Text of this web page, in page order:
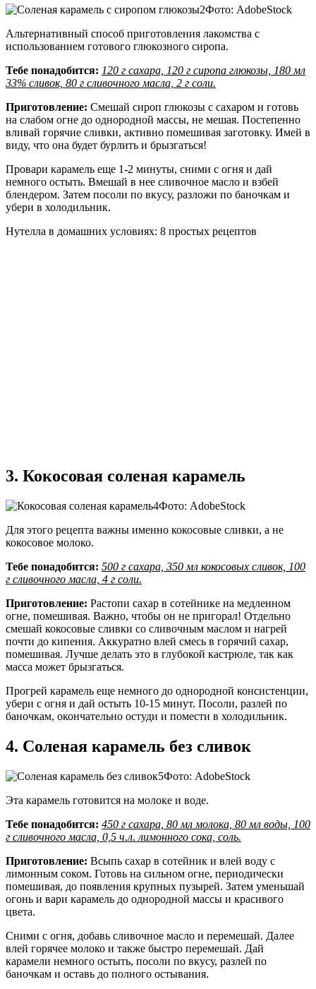
Фото: AdobeStock
Альтернативный способ приготовления лакомства с
использованием готового глюкозного сиропа.
Тебе понадобится: 120 г сахара, 120 г сиропа глюкозы, 180 мл
33% сливок, 80 г сливочного масла, 2 г соли.
Приготовление: Смешай сироп глюкозы с сахаром и готовь
на слабом огне до однородной массы, не мешая. Постепенно
вливай горячие сливки, активно помешивая заготовку. Имей в
виду, что она будет бурлить и брызгаться!
Провари карамель еще 1-2 минуты, сними с огня и дай
немного остыть. Вмешай в нее сливочное масло и взбей
блендером. Затем посоли по вкусу, разложи по баночкам и
убери в холодильник.
Нутелла в домашних условиях: 8 простых рецептов
3. Кокосовая соленая карамель
Фото: AdobeStock
Для этого рецепта важны именно кокосовые сливки, а не
кокосовое молоко.
Тебе понадобится: 500 г сахара, 350 мл кокосовых сливок, 100
г сливочного масла, 4 г соли.
Приготовление: Растопи сахар в сотейнике на медленном
огне, помешивая. Важно, чтобы он не пригорал! Отдельно
смешай кокосовые сливки со сливочным маслом и нагрей
почти до кипения. Аккуратно влей смесь в горячий сахар,
помешивая. Лучше делать это в глубокой кастрюле, так как
масса может брызгаться.
Прогрей карамель еще немного до однородной консистенции,
убери с огня и дай остыть 10-15 минут. Посоли, разлей по
баночкам, окончательно остуди и помести в холодильник.
4. Соленая карамель без сливок
Фото: AdobeStock
Эта карамель готовится на молоке и воде.
Тебе понадобится: 450 г сахара, 80 мл молока, 80 мл воды, 100
г сливочного масла, 0,5 ч.л. лимонного сока, соль.
Приготовление: Всыпь сахар в сотейник и влей воду с
лимонным соком. Готовь на сильном огне, периодически
помешивая, до появления крупных пузырей. Затем уменьшай
огонь и вари карамель до однородной массы и красивого
цвета.
Сними с огня, добавь сливочное масло и перемешай. Далее
влей горячее молоко и также быстро перемешай. Дай
карамели немного остыть, посоли по вкусу, разлей по
баночкам и оставь до полного остывания.